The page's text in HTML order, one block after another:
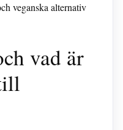
veganska alternativ
vad är